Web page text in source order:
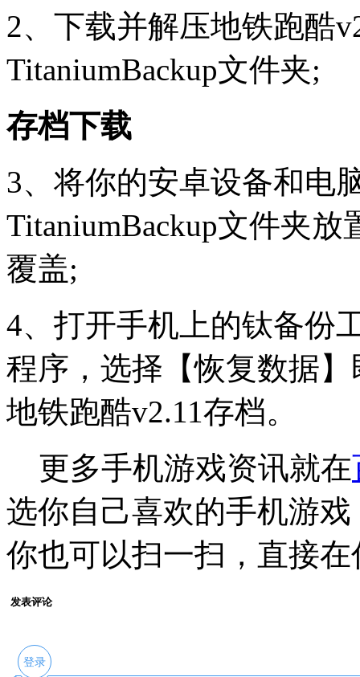
2、下载并解压地铁跑酷
TitaniumBackup文件夹;
存档下载
3、将你的安卓设备和电
TitaniumBackup文件夹
覆盖;
4、打开手机上的钛备份
程序，选择【恢复数据
地铁跑酷v2.11存档。
更多手机游戏资讯就在
选你自己喜欢的手机游
你也可以扫一扫，直接
发表评论
登录